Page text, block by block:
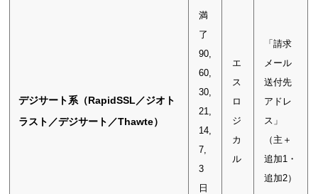
デジサート系（RapidSSL／ジオト
ラスト／デジサート／Thawte）
満
了
90,
60,
30,
21,
14,
7,
3
日
エ
ス
ロ
ジ
カ
ル
「請求
メール
送付先
アドレ
ス」
（主＋
追加1・
追加2）